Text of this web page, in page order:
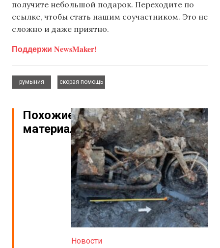
получите небольшой подарок. Переходите по
ссылке, чтобы стать нашим соучастником. Это не
сложно и даже приятно.
Поддержи NewsMaker!
румыния
скорая помощь
Похожие
материалы
Новости